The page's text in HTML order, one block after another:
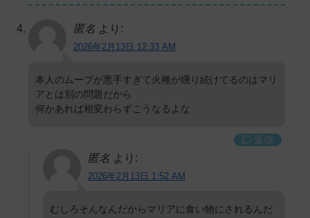
匿名 より:
2026年2月13日 12:33 AM
本人のムーブが悪手すぎて火種が燻り続けてるのはマリ
アとは別の問題だから
何かあれば相変わらずこうなるよな
返信
匿名 より:
2026年2月13日 1:52 AM
むしろそんなんだからマリアに食い物にされるんだ